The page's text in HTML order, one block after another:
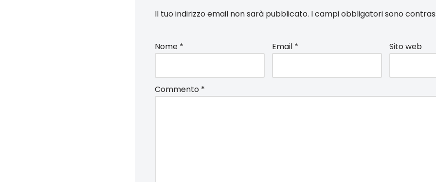
Il tuo indirizzo email non sarà pubblicato. I campi obbligatori sono
Nome * Email * Sito web
Commento *